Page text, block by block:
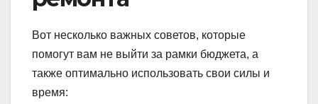
Вот несколько важных советов, которые
помогут вам не выйти за рамки бюджета, а
также оптимально использовать свои силы и
время: